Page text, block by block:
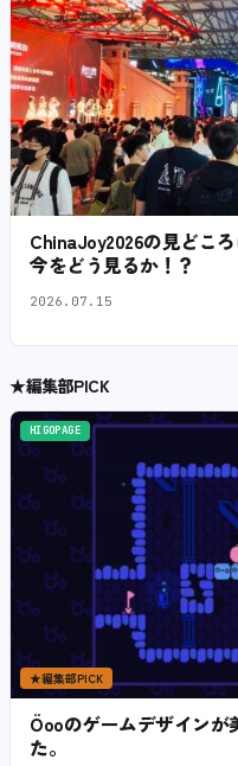
ChinaJoy2026の見どこ
今をどう見るか！？
2026.07.15
★編集部PICK
HIGOPAGE
★編集部PICK
Öooのゲームデザイン
た。